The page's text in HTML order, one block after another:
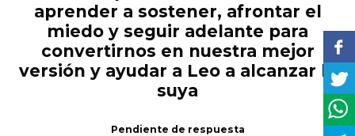
aprender a sostener, afrontar el
miedo y seguir adelante para
convertirnos en nuestra mejor
versión y ayudar a Leo a alcanzar la
suya
Pendiente de respuesta